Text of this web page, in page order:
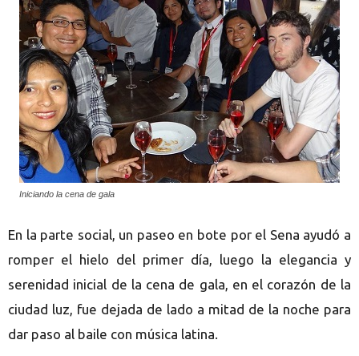
Iniciando la cena de gala
En la parte social, un paseo en bote por el Sena ayudó a
romper el hielo del primer día, luego la elegancia y
serenidad inicial de la cena de gala, en el corazón de la
ciudad luz, fue dejada de lado a mitad de la noche para
dar paso al baile con música latina.